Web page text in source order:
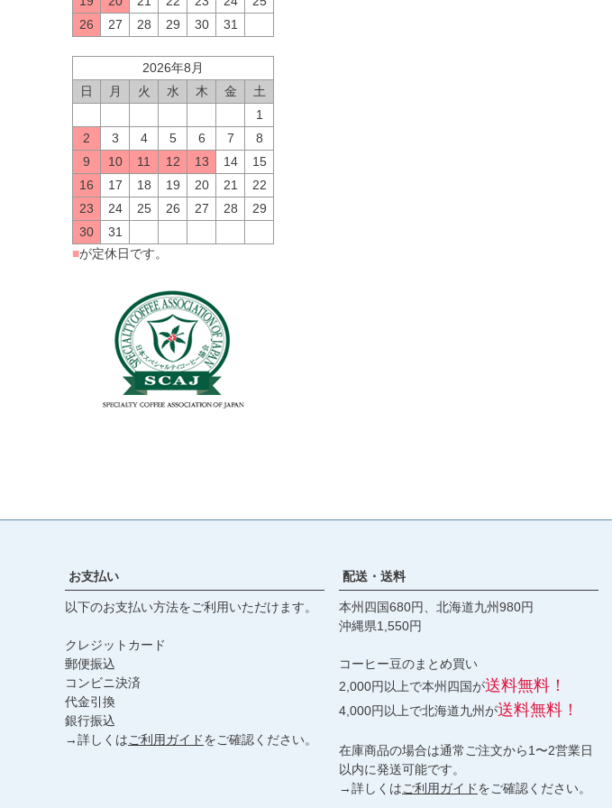
26
27 28 29 30 31
2026年8月
日
月 火 水 木 金
土
1
2
3 4 5 6 7
8
9
10 11 12 13 14
15
16
17 18 19 20 21
22
23
24 25 26 27 28
29
30
31
■が定休日です。
お支払い
以下のお支払い方法をご利用いただけます。
クレジットカード
郵便振込
コンビニ決済
代金引換
銀行振込
→詳しくはご利用ガイドをご確認ください。
配送・送料
本州四国680円、北海道九州980円
沖縄県1,550円
コーヒー豆のまとめ買い
2,000円以上で本州四国が送料無料！
4,000円以上で北海道九州が送料無料！
在庫商品の場合は通常ご注文から1〜2営業日
以内に発送可能です。
→詳しくはご利用ガイドをご確認ください。